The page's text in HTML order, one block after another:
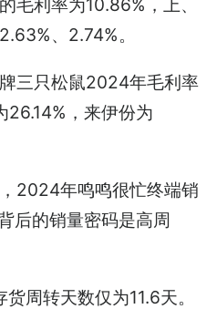
、2.74%。
三只松鼠2024年毛利率
，来伊份为
2024年鸣鸣很忙终端销
后的销量密码是高周
周转天数仅为11.6天。